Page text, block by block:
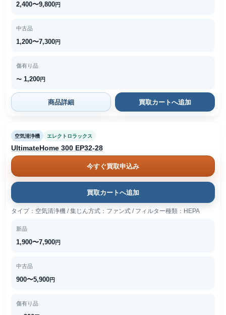
2,400〜9,800円
中古品
1,200〜7,300円
傷有り品
〜 1,200円
商品詳細 買取カートへ追加
空気清浄機 エレクトロラックス
UltimateHome 300 EP32-28
今すぐ買取申込み
買取カートへ追加
タイプ：空気清浄機 / 集じん方式：ファン式 / フィルター種類：HEPA
新品
1,900〜7,900円
中古品
900〜5,900円
傷有り品